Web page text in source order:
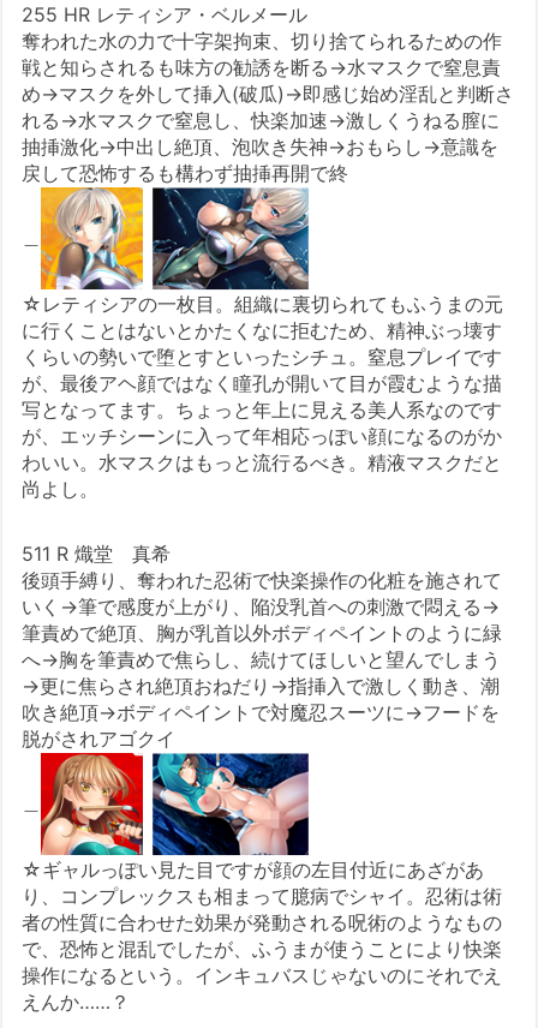
255 HR レティシア・ベルメール
奪われた水の力で十字架拘束、切り捨てられるための作
戦と知らされるも味方の勧誘を断る→水マスクで窒息責
め→マスクを外して挿入(破瓜)→即感じ始め淫乱と判断さ
れる→水マスクで窒息し、快楽加速→激しくうねる膣に
抽挿激化→中出し絶頂、泡吹き失神→おもらし→意識を
戻して恐怖するも構わず抽挿再開で終
☆レティシアの一枚目。組織に裏切られてもふうまの元
に行くことはないとかたくなに拒むため、精神ぶっ壊す
くらいの勢いで堕とすといったシチュ。窒息プレイです
が、最後アヘ顔ではなく瞳孔が開いて目が霞むような描
写となってます。ちょっと年上に見える美人系なのです
が、エッチシーンに入って年相応っぽい顔になるのがか
わいい。水マスクはもっと流行るべき。精液マスクだと
尚よし。
511 R 熾堂 真希
後頭手縛り、奪われた忍術で快楽操作の化粧を施されて
いく→筆で感度が上がり、陥没乳首への刺激で悶える→
筆責めで絶頂、胸が乳首以外ボディペイントのように緑
へ→胸を筆責めで焦らし、続けてほしいと望んでしまう
→更に焦らされ絶頂おねだり→指挿入で激しく動き、潮
吹き絶頂→ボディペイントで対魔忍スーツに→フードを
脱がされアゴクイ
☆ギャルっぽい見た目ですが顔の左目付近にあざがあ
り、コンプレックスも相まって臆病でシャイ。忍術は術
者の性質に合わせた効果が発動される呪術のようなもの
で、恐怖と混乱でしたが、ふうまが使うことにより快楽
操作になるという。インキュバスじゃないのにそれでえ
えんか……？